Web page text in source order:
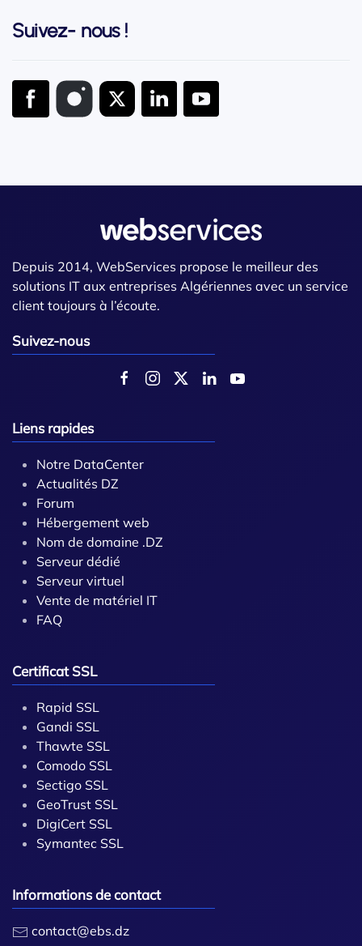
Suivez- nous !
Depuis 2014, WebServices propose le meilleur des
solutions IT aux entreprises Algériennes avec un service
client toujours à l’écoute.
Suivez-nous
Liens rapides
Notre DataCenter
Actualités DZ
Forum
Hébergement web
Nom de domaine .DZ
Serveur dédié
Serveur virtuel
Vente de matériel IT
FAQ
Certificat SSL
Rapid SSL
Gandi SSL
Thawte SSL
Comodo SSL
Sectigo SSL
GeoTrust SSL
DigiCert SSL
Symantec SSL
Informations de contact
contact@ebs.dz